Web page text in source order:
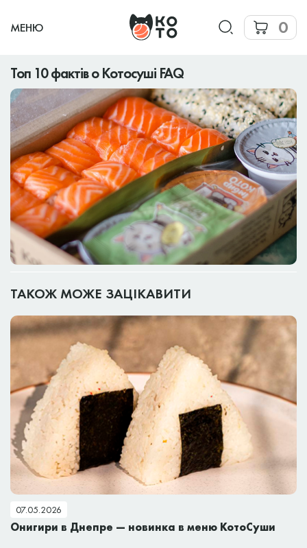
МЕНЮ 0
Топ 10 фактів о Котосуші FAQ
ТАКОЖ МОЖЕ ЗАЦІКАВИТИ
07.05.2026
Онигири в Днепре — новинка в меню КотоСуши